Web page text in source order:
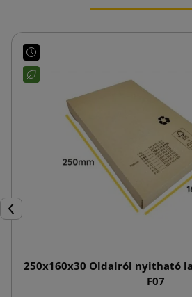
Előző
250x160x30 Oldalról nyitható
F07